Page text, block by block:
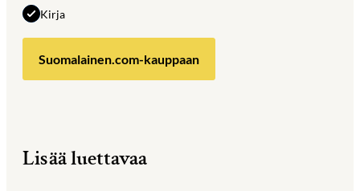
Kirja
Suomalainen.com-kauppaan
Lisää luettavaa